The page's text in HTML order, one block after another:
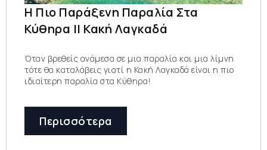
Η Πιο Παράξενη Παραλία Στα
Κύθηρα || Κακή Λαγκαδά
Όταν βρεθείς ανάμεσα σε μια παραλία και μια λίμνη
τότε θα καταλάβεις γιατί η Κακή Λαγκαδά είναι η πιο
ιδιαίτερη παραλία στα Κύθηρα!
Περισσότερα